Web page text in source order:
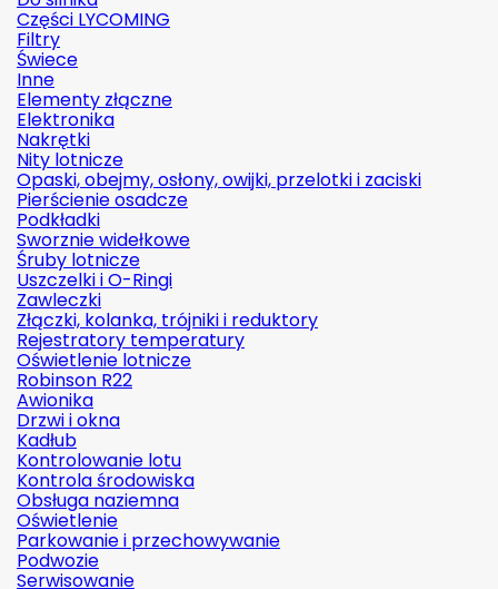
Części LYCOMING
Filtry
Świece
Inne
Elementy złączne
Elektronika
Nakrętki
Nity lotnicze
Opaski, obejmy, osłony, owijki, przelotki i zaciski
Pierścienie osadcze
Podkładki
Sworznie widełkowe
Śruby lotnicze
Uszczelki i O-Ringi
Zawleczki
Złączki, kolanka, trójniki i reduktory
Rejestratory temperatury
Oświetlenie lotnicze
Robinson R22
Awionika
Drzwi i okna
Kadłub
Kontrolowanie lotu
Kontrola środowiska
Obsługa naziemna
Oświetlenie
Parkowanie i przechowywanie
Podwozie
Serwisowanie